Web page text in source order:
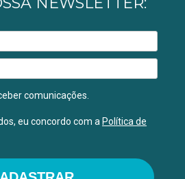
comunicações.
eu concordo com a Política de